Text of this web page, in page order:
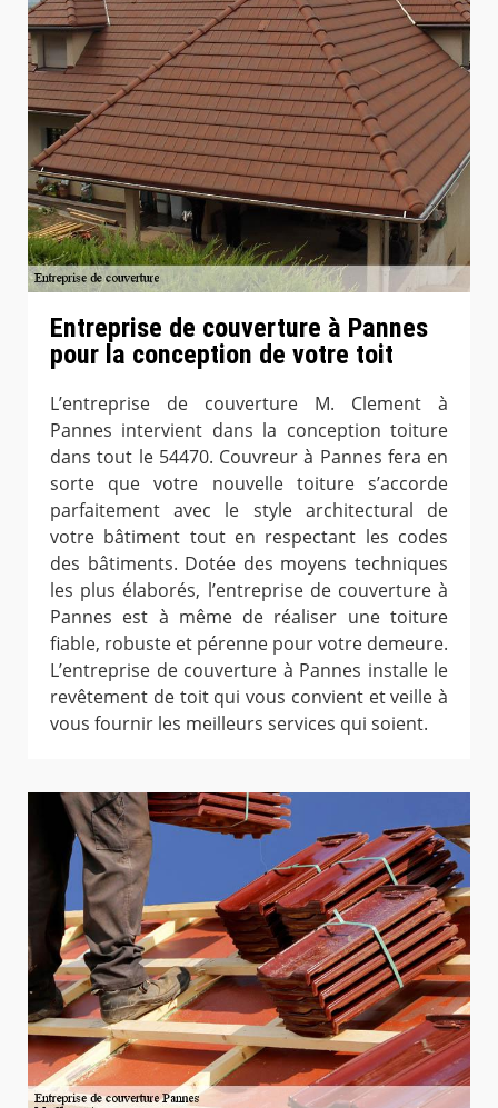
Entreprise de couverture à Pannes
pour la conception de votre toit
L’entreprise de couverture M. Clement à
Pannes intervient dans la conception toiture
dans tout le 54470. Couvreur à Pannes fera en
sorte que votre nouvelle toiture s’accorde
parfaitement avec le style architectural de
votre bâtiment tout en respectant les codes
des bâtiments. Dotée des moyens techniques
les plus élaborés, l’entreprise de couverture à
Pannes est à même de réaliser une toiture
fiable, robuste et pérenne pour votre demeure.
L’entreprise de couverture à Pannes installe le
revêtement de toit qui vous convient et veille à
vous fournir les meilleurs services qui soient.